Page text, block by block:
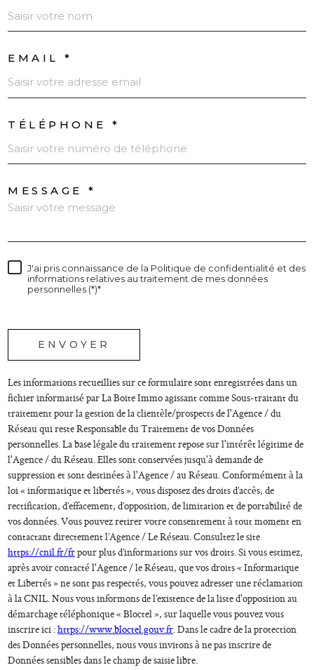
EMAIL *
TÉLÉPHONE *
MESSAGE *
J'ai pris connaissance de la Politique de confidentialité et des
informations relatives au traitement de mes données
personnelles (*)*
ENVOYER
Les informations recueillies sur ce formulaire sont enregistrées dans un
fichier informatisé par La Boite Immo agissant comme Sous-traitant du
traitement pour la gestion de la clientèle/prospects de l'Agence / du
Réseau qui reste Responsable du Traitement de vos Données
personnelles. La base légale du traitement repose sur l'intérêt légitime de
l'Agence / du Réseau. Elles sont conservées jusqu'à demande de
suppression et sont destinées à l'Agence / au Réseau. Conformément à la
loi « informatique et libertés », vous disposez des droits d’accès, de
rectification, d’effacement, d’opposition, de limitation et de portabilité de
vos données. Vous pouvez retirer votre consentement à tout moment en
contactant directement l’Agence / Le Réseau. Consultez le site
https://cnil.fr/frpour plus d’informations sur vos droits. Si vous estimez,
après avoir contacté l'Agence / le Réseau, que vos droits « Informatique
et Libertés » ne sont pas respectés, vous pouvez adresser une réclamation
à la CNIL. Nous vous informons de l’existence de la liste d'opposition au
démarchage téléphonique « Bloctel », sur laquelle vous pouvez vous
inscrire ici :https://www.bloctel.gouv.fr. Dans le cadre de la protection
des Données personnelles, nous vous invitons à ne pas inscrire de
Données sensibles dans le champ de saisie libre.